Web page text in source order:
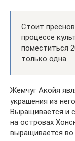
Стоит
процессе
поместиться
только одна.
Жемчуг Акойя
украшения из
Выращивается и
на островах
выращивается